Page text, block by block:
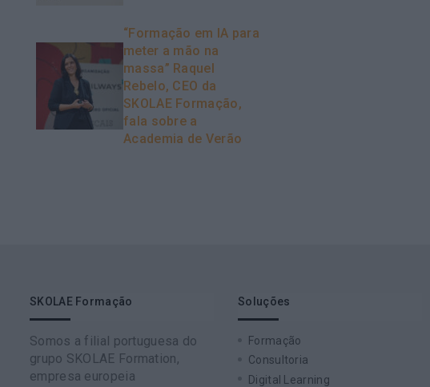
“Formação em IA para
meter a mão na
massa” Raquel
Rebelo, CEO da
SKOLAE Formação,
fala sobre a
Academia de Verão
SKOLAE Formação
Somos a filial portuguesa do
grupo SKOLAE Formation,
empresa europeia
Soluções
Formação
Consultoria
Digital Learning